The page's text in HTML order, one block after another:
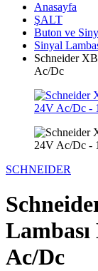
Anasayfa
ŞALT
Buton ve
Sinyal
Schneider
Ac/Dc
SCHNEIDER
Lambası
Ac/Dc